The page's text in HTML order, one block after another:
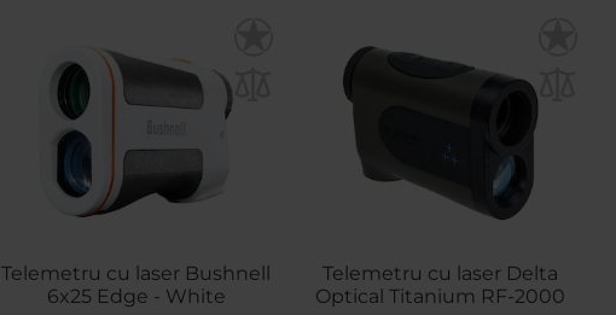
Telemetru cu laser Bushnell
6x25 Edge - White
Telemetru cu laser Delta
Optical Titanium RF-2000